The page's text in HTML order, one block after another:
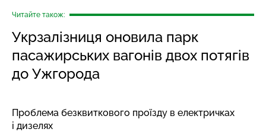
Читайте також:
Укрзалізниця оновила парк
пасажирських вагонів двох потягів
до Ужгорода
Проблема безквиткового проїзду в електричках
і дизелях